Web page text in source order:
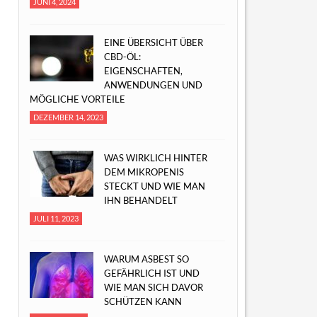
EINE ÜBERSICHT ÜBER
CBD-ÖL:
EIGENSCHAFTEN,
ANWENDUNGEN UND
MÖGLICHE VORTEILE
DEZEMBER 14, 2023
WAS WIRKLICH HINTER
DEM MIKROPENIS
STECKT UND WIE MAN
IHN BEHANDELT
JULI 11, 2023
WARUM ASBEST SO
GEFÄHRLICH IST UND
WIE MAN SICH DAVOR
SCHÜTZEN KANN